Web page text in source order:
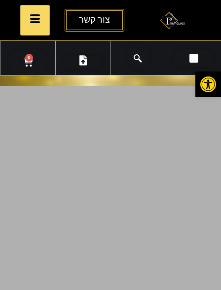
פתח סרגל נגישות
צור קשר
0